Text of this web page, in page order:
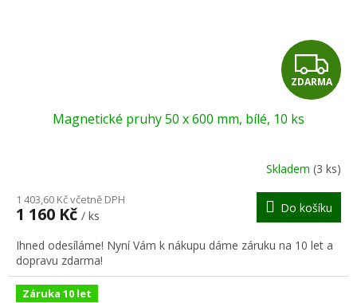
Z
D
R
M
A
ZDARMA
Magnetické pruhy 50 x 600 mm, bílé, 10 ks
Skladem (3 ks)
1 403,60 Kč včetně DPH
1 160 Kč / ks
Do košíku
Ihned odesíláme! Nyní Vám k nákupu dáme záruku na 10 let a
dopravu zdarma!
Záruka 10 let